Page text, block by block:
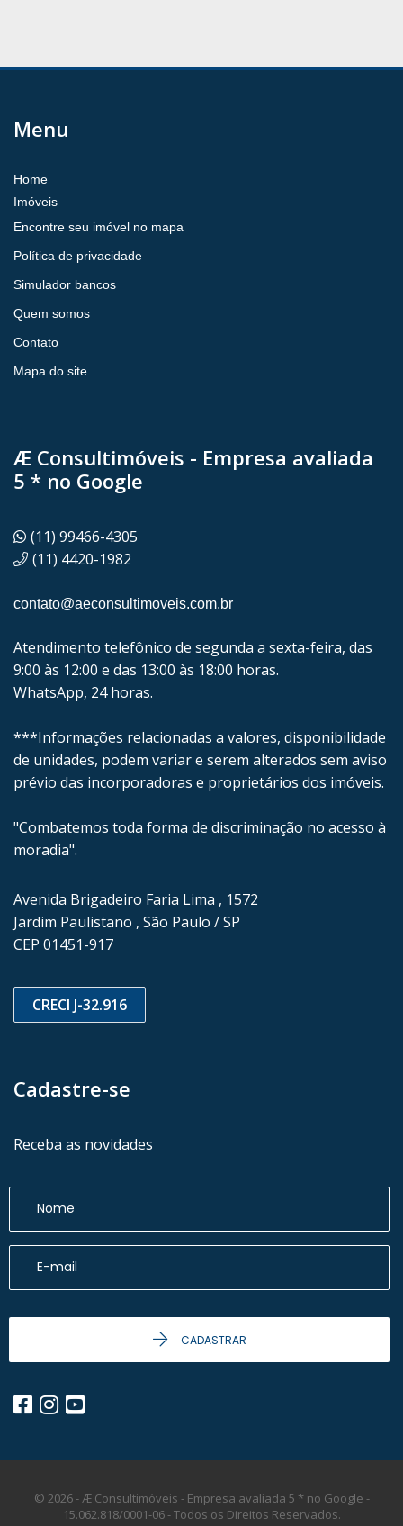
Menu
Home
Imóveis
Encontre seu imóvel no mapa
Política de privacidade
Simulador bancos
Quem somos
Contato
Mapa do site
Æ Consultimóveis - Empresa avaliada
5 * no Google
(11) 99466-4305
(11) 4420-1982
contato@aeconsultimoveis.com.br
Atendimento telefônico de segunda a sexta-feira, das
9:00 às 12:00 e das 13:00 às 18:00 horas.
WhatsApp, 24 horas.
***Informações relacionadas a valores, disponibilidade
de unidades, podem variar e serem alterados sem aviso
prévio das incorporadoras e proprietários dos imóveis.
"Combatemos toda forma de discriminação no acesso à
moradia".
Avenida Brigadeiro Faria Lima , 1572
Jardim Paulistano , São Paulo / SP
CEP 01451-917
CRECI J-32.916
Cadastre-se
Receba as novidades
CADASTRAR
© 2026 - Æ Consultimóveis - Empresa avaliada 5 * no Google -
15.062.818/0001-06 -Todos os Direitos Reservados.